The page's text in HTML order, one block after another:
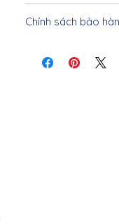
khách vui lòng liên
Chính sách bảo